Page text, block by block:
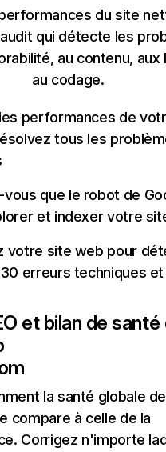
du site
qui détecte les
au contenu, aux
au codage.
performances de
tous les
que le robot de
et indexer votre
votre site web pour
erreurs techniques et
et bilan de santé
la santé globale
compare à celle de la
Corrigez n'importe